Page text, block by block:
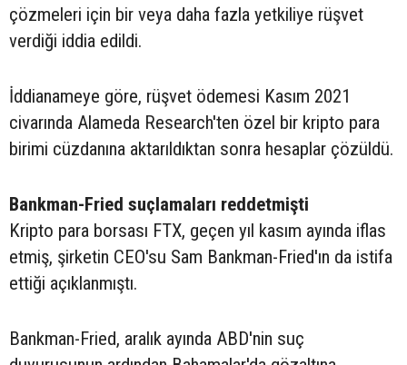
çözmeleri için bir veya daha fazla yetkiliye rüşvet
verdiği iddia edildi.
İddianameye göre, rüşvet ödemesi Kasım 2021
civarında Alameda Research'ten özel bir kripto para
birimi cüzdanına aktarıldıktan sonra hesaplar çözüldü.
Bankman-Fried suçlamaları reddetmişti
Kripto para borsası FTX, geçen yıl kasım ayında iflas
etmiş, şirketin CEO'su Sam Bankman-Fried'ın da istifa
ettiği açıklanmıştı.
Bankman-Fried, aralık ayında ABD'nin suç